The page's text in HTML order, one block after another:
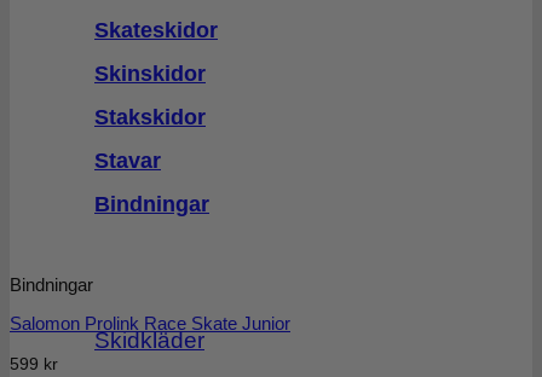
Skateskidor
Skinskidor
Stakskidor
Stavar
Bindningar
Skidkläder
Bindningar
Salomon Prolink Race Skate Junior
599 kr